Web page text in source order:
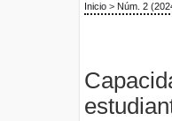
Inicio > Núm. 2